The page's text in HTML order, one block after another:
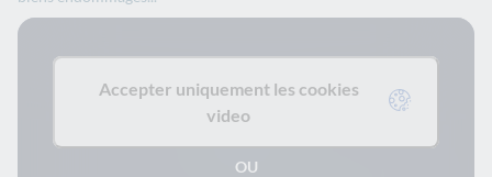
Accepter uniquement les cookies
video
OU